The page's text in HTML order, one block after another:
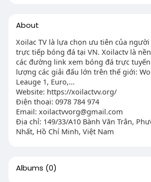
About
Xoilac TV là lựa chọn ưu tiên của
trực tiếp bóng đá tại VN. Xoilactv là
các đường link xem bóng đá trực
lượng các giải đấu lớn trên thế giới:
Leauge 1, Euro,...
Website: https://xoilactvv.org/
Điện thoại: 0978 784 974
Email: xoilactvvorg@gmail.com
Địa chỉ: 149/33/A10 Bành Văn Trân,
Nhất, Hồ Chí Minh, Việt Nam
Albums (0)